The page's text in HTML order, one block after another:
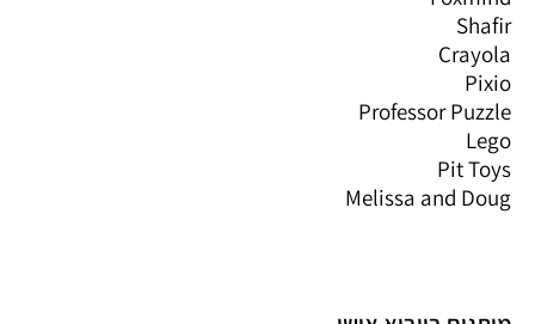
Shafir
Crayola
Pixio
Professor Puzzle
Lego
Pit Toys
Melissa and Doug